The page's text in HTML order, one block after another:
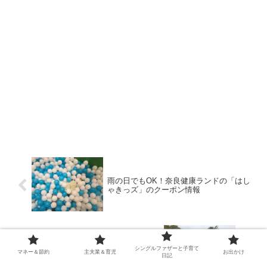
雨の日でもOK！奈良健康ランドの「はし
ゃきっズ」のクーポン情報
手ぶらでお気軽バーベキュー。服部緑地
バーベキュー広場バーベックマルシェ
マネー＆節約 主夫業＆育児
シングルファザーと子育て
日記
お出かけ